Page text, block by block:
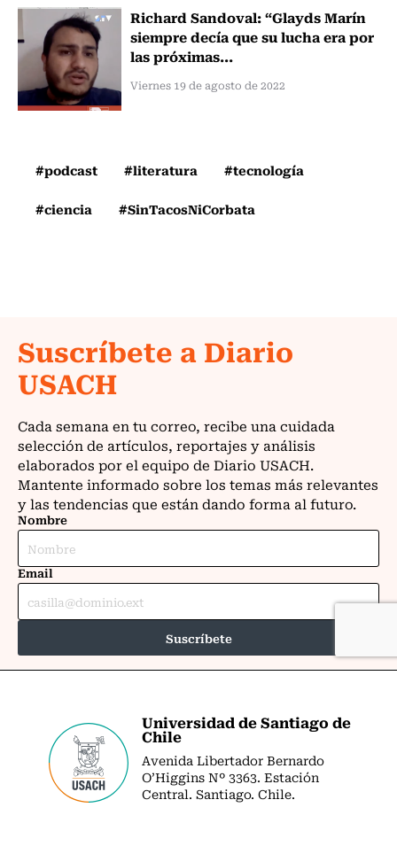
Richard Sandoval: “Glayds Marín
siempre decía que su lucha era por
las próximas...
Viernes 19 de agosto de 2022
#podcast #literatura
#tecnología
#ciencia
#SinTacosNiCorbata
Universidad de Santiago de
Chile
Avenida Libertador Bernardo
O’Higgins Nº 3363. Estación
Central. Santiago. Chile.